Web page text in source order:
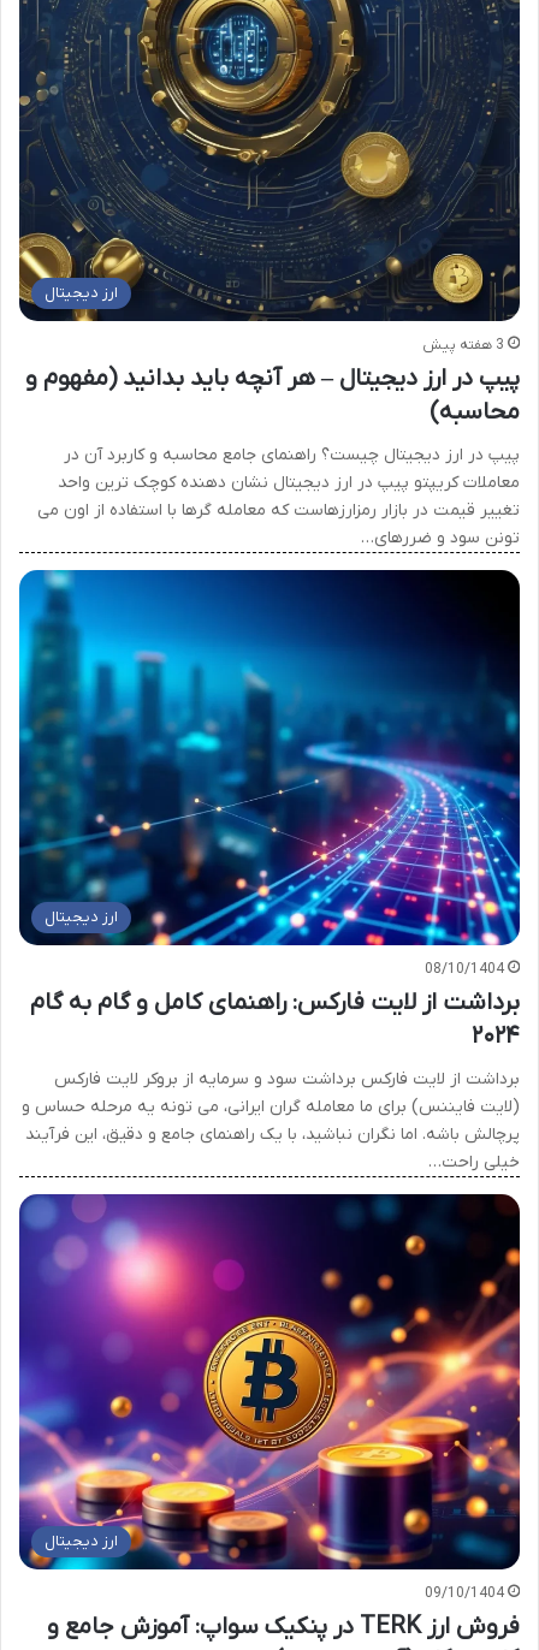
ارز دیجیتال
3 هفته پیش
پیپ در ارز دیجیتال – هر آنچه باید بدانید (مفهوم و
محاسبه)
پیپ در ارز دیجیتال چیست؟ راهنمای جامع محاسبه و کاربرد آن در
معاملات کریپتو پیپ در ارز دیجیتال نشان دهنده کوچک ترین واحد
تغییر قیمت در بازار رمزارزهاست که معامله گرها با استفاده از اون می
تونن سود و ضررهای…
ارز دیجیتال
08/10/1404
برداشت از لایت فارکس: راهنمای کامل و گام به گام
۲۰۲۴
برداشت از لایت فارکس برداشت سود و سرمایه از بروکر لایت فارکس
(لایت فایننس) برای ما معامله گران ایرانی، می تونه یه مرحله حساس و
پرچالش باشه. اما نگران نباشید، با یک راهنمای جامع و دقیق، این فرآیند
خیلی راحت…
ارز دیجیتال
09/10/1404
فروش ارز TERK در پنکیک سواپ: آموزش جامع و